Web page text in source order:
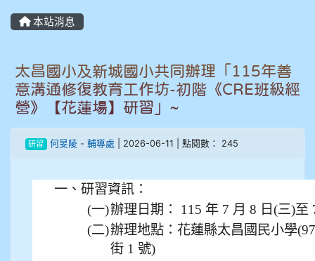
905鄭瑀安
907張晏寧
908彭主豪
909林柏翰
909林玉楓
本站消息
太昌國小及新城國小共同辦理「115年善
意溝通修復教育工作坊-初階《CRE班級經
營》【花蓮場】研習」~
研習 何旻陵- 輔導處 | 2026-06-11 | 點閱數： 245
一、研習資訊：
(一)辦理日期： 115 年 7 月 8 日(三)至
(二)辦理地點：花蓮縣太昌國民小學
街 1 號)